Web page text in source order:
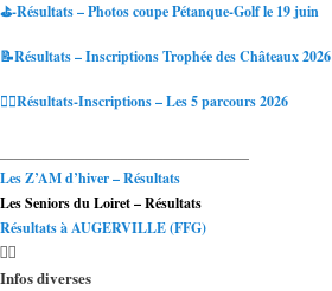
⛳-Résultats – Photos coupe Pétanque-Golf le 19 juin
📝Résultats – Inscriptions Trophée des Châteaux 2026
🏌️‍♂️Résultats-Inscriptions – Les 5 parcours 2026
Les Z’AM d’hiver – Résultats
Les Seniors du Loiret – Résultats
Résultats à AUGERVILLE (FFG)
Infos diverses